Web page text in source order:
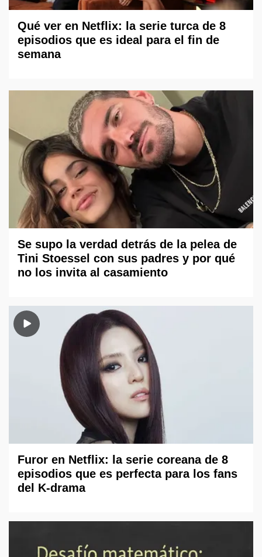
Qué ver en Netflix: la serie turca de 8
episodios que es ideal para el fin de
semana
Se supo la verdad detrás de la pelea de
Tini Stoessel con sus padres y por qué
no los invita al casamiento
Furor en Netflix: la serie coreana de 8
episodios que es perfecta para los fans
del K-drama